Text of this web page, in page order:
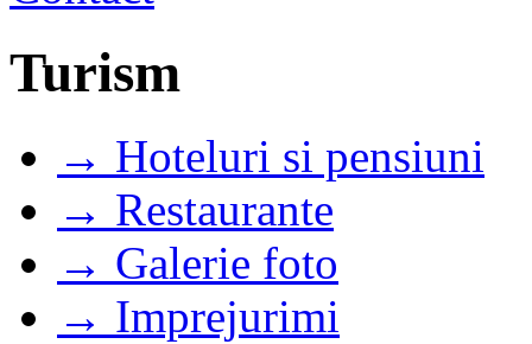
Turism
→ Hoteluri si pensiuni
→ Restaurante
→ Galerie foto
→ Imprejurimi